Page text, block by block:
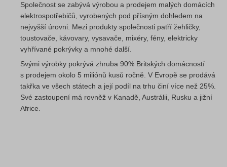
Společnost se zabývá výrobou a prodejem malých domácích
elektrospotřebičů, vyrobených pod přísným dohledem na
nejvyšší úrovni. Mezi produkty společnosti patří žehličky,
toustovače, kávovary, vysavače, mixéry, fény, elektricky
vyhřívané pokrývky a mnohé další.
Svými výrobky pokrývá zhruba 90% Britských domácností
s prodejem okolo 5 miliónů kusů ročně. V Evropě se prodává
takřka ve všech státech a její podíl na trhu činí více než 25%.
Své zastoupení má rovněž v Kanadě, Austrálii, Rusku a jižní
Africe.